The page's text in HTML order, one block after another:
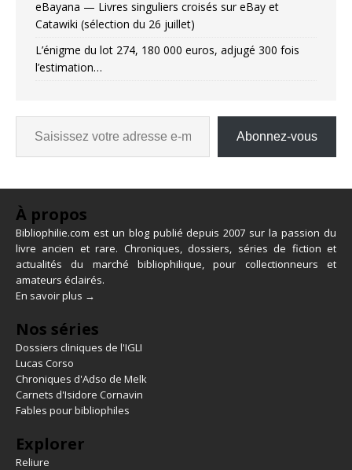
eBayana — Livres singuliers croisés sur eBay et
Catawiki (sélection du 26 juillet)
L’énigme du lot 274, 180 000 euros, adjugé 300 fois
l’estimation…
Abonnez-vous
À propos
Bibliophilie.com est un blog publié depuis 2007 sur la passion du
livre ancien et rare. Chroniques, dossiers, séries de fiction et
actualités du marché bibliophilique, pour collectionneurs et
amateurs éclairés.
En savoir plus →
Nos séries
Dossiers cliniques de l'IGLI
Lucas Corso
Chroniques d'Adso de Melk
Carnets d'Isidore Cornavin
Fables pour bibliophiles
Explorer
Reliure